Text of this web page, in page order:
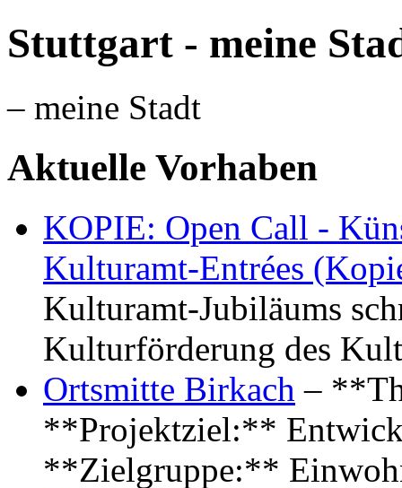
Stuttgart - meine
– meine Stadt
Aktuelle Vorhaben
KOPIE: Open Call -
Kulturamt-Entrées
Kulturamt-Jubiläums
Kulturförderung des
Ortsmitte Birkach –
**Projektziel:**
**Zielgruppe:**